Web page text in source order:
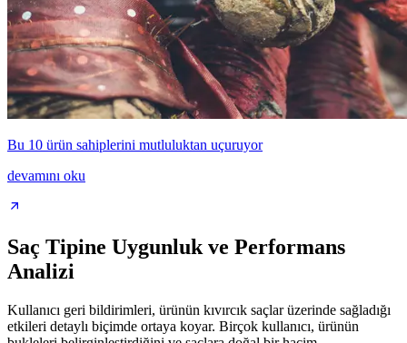
Bu 10 ürün sahiplerini mutluluktan uçuruyor
devamını oku
Saç Tipine Uygunluk ve Performans
Analizi
Kullanıcı geri bildirimleri, ürünün kıvırcık saçlar üzerinde sağladığı
etkileri detaylı biçimde ortaya koyar. Birçok kullanıcı, ürünün